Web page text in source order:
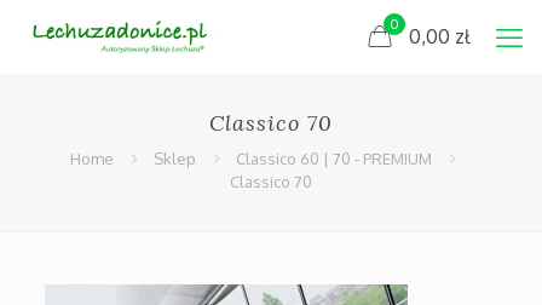
0 0,00 zł
Classico 70
Home Sklep
Classico 60 | 70 - PREMIUM
Classico 70